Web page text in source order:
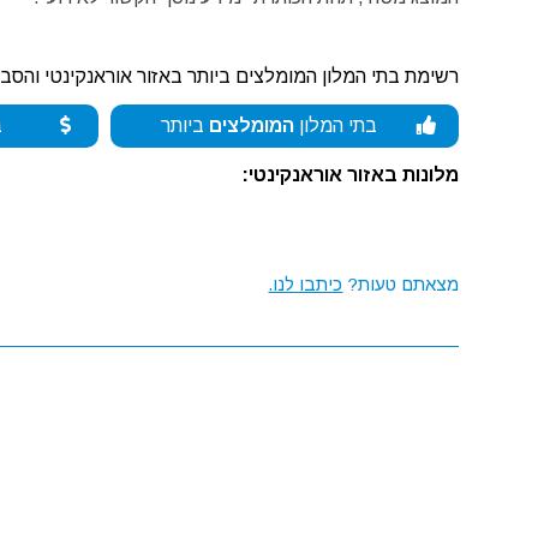
רשימת בתי המלון המומלצים ביותר באזור אוראנקינטי
בתי המלון המומלצים ביותר
מלונות באזור אוראנקינטי:
מצאתם טעות? כיתבו לנו.